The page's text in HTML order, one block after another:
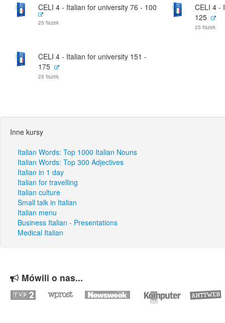
CELI 4 - Italian for university 76 - 100
25 fiszek
CELI 4 -
125
25 fiszek
CELI 4 - Italian for university 151 -
175
25 fiszek
Inne kursy
Italian Words: Top 1000 Italian Nouns
Italian Words: Top 300 Adjectives
Italian in 1 day
Italian for travelling
Italian culture
Small talk in Italian
Italian menu
Business Italian - Presentations
Medical Italian
Mówili o nas...